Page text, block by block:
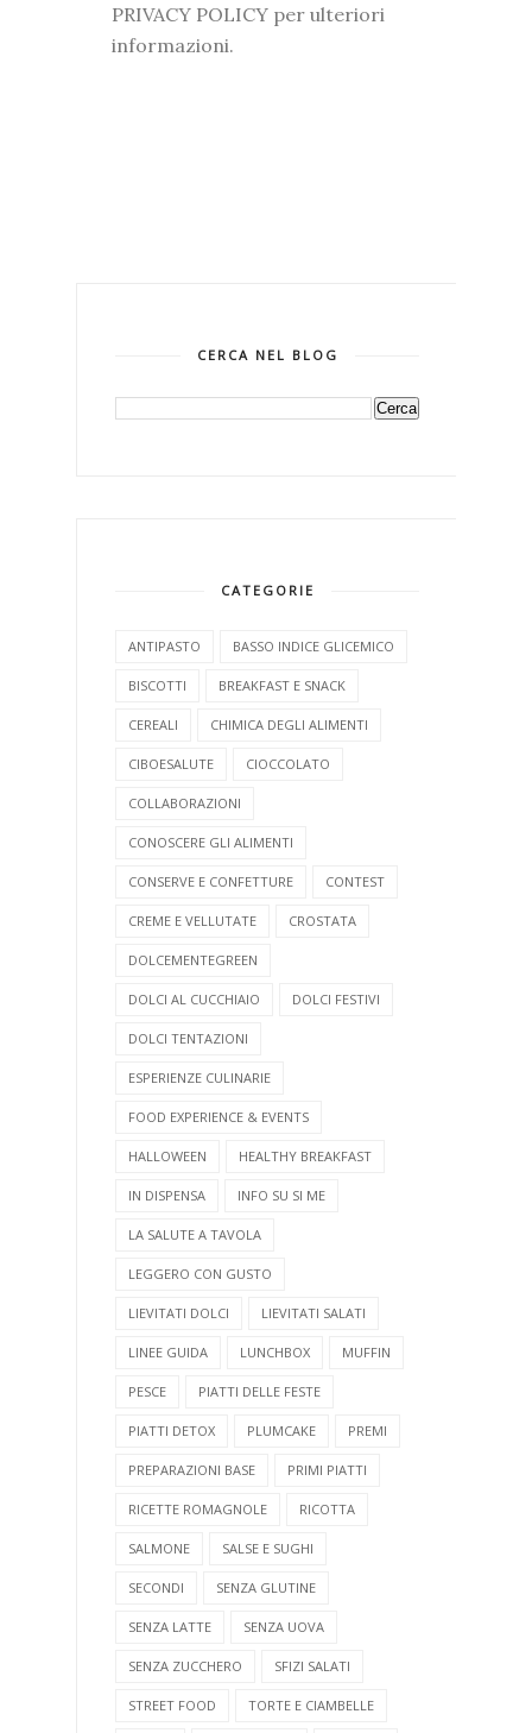
PRIVACY POLICY per ulteriori
informazioni.
CERCA NEL BLOG
CATEGORIE
ANTIPASTO BASSO INDICE GLICEMICO
BISCOTTI BREAKFAST E SNACK
CEREALI CHIMICA DEGLI ALIMENTI
CIBOESALUTE CIOCCOLATO
COLLABORAZIONI
CONOSCERE GLI ALIMENTI
CONSERVE E CONFETTURE CONTEST
CREME E VELLUTATE CROSTATA
DOLCEMENTEGREEN
DOLCI AL CUCCHIAIO DOLCI FESTIVI
DOLCI TENTAZIONI
ESPERIENZE CULINARIE
FOOD EXPERIENCE & EVENTS
HALLOWEEN HEALTHY BREAKFAST
IN DISPENSA INFO SU SI ME
LA SALUTE A TAVOLA
LEGGERO CON GUSTO
LIEVITATI DOLCI LIEVITATI SALATI
LINEE GUIDA LUNCHBOX MUFFIN
PESCE PIATTI DELLE FESTE
PIATTI DETOX PLUMCAKE PREMI
PREPARAZIONI BASE PRIMI PIATTI
RICETTE ROMAGNOLE RICOTTA
SALMONE SALSE E SUGHI
SECONDI SENZA GLUTINE
SENZA LATTE SENZA UOVA
SENZA ZUCCHERO SFIZI SALATI
STREET FOOD TORTE E CIAMBELLE